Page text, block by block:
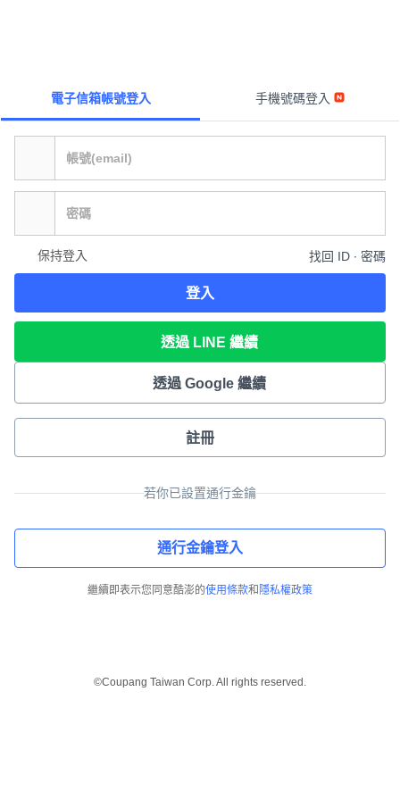
電子信箱帳號登入 手機號碼登入
保持登入 找回 ID ∙ 密碼
登入
透過 LINE 繼續
透過 Google 繼續
註冊
若你已設置通行金鑰
通行金鑰登入
繼續即表示您同意酷澎的使用條款和 隱私權政策
©Coupang Taiwan Corp. All rights reserved.